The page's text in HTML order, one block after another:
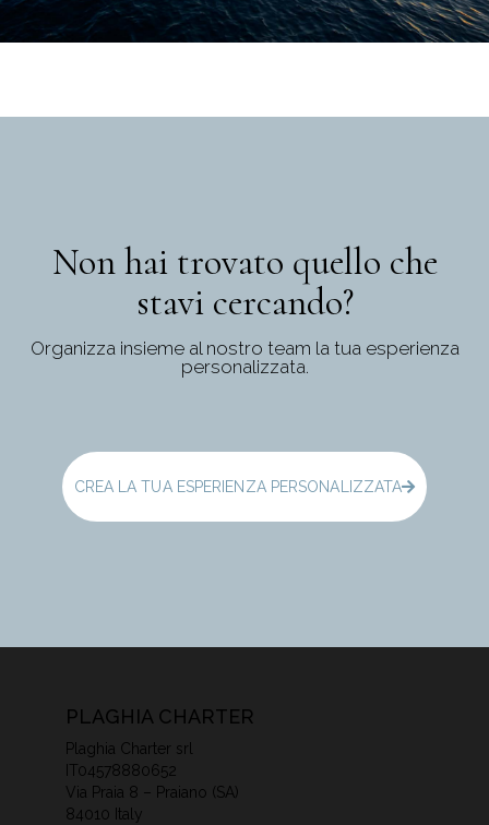
Non hai trovato quello che
stavi cercando?
Organizza insieme al nostro team la tua esperienza
personalizzata.
CREA LA TUA ESPERIENZA PERSONALIZZATA
PLAGHIA CHARTER
Plaghia Charter srl
IT04578880652
Via Praia 8 – Praiano (SA)
84010 Italy